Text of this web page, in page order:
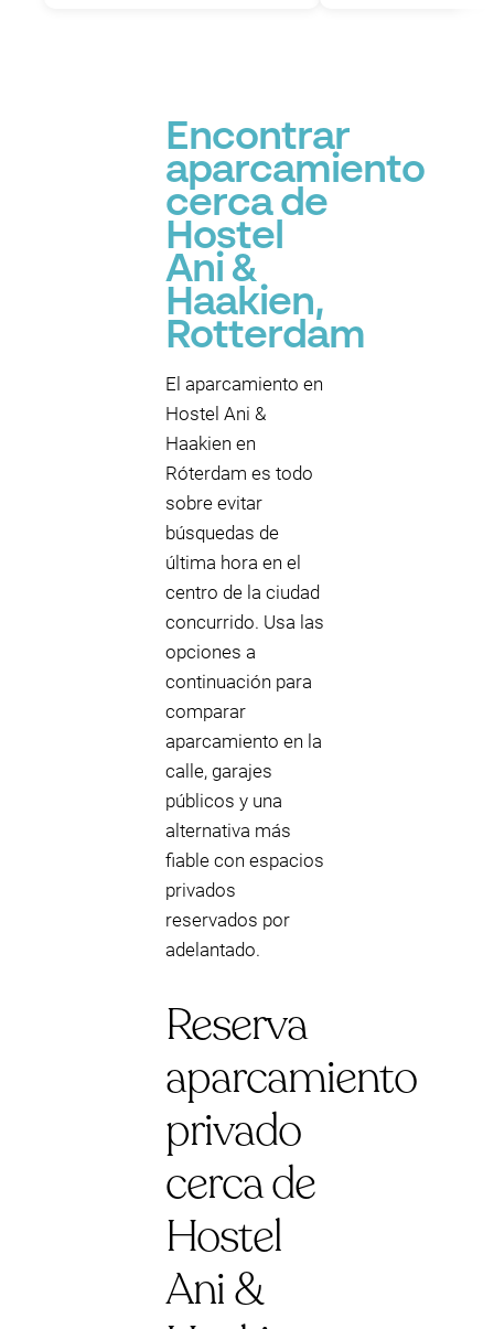
Encontrar
aparcamiento
cerca de
Hostel
Ani &
Haakien,
Rotterdam
El aparcamiento en
Hostel Ani &
Haakien en
Róterdam es todo
sobre evitar
búsquedas de
última hora en el
centro de la ciudad
concurrido. Usa las
opciones a
continuación para
comparar
aparcamiento en la
calle, garajes
públicos y una
alternativa más
fiable con espacios
privados
reservados por
adelantado.
Reserva
aparcamiento
privado
cerca de
Hostel
Ani &